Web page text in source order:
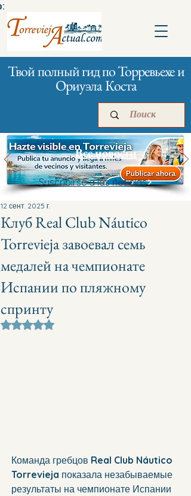
Твой полный гид по Торревьехе и
Ориуэла Коста
Главная Реклама
Все новости
Suscribirse a las noticias
Клуб Real Club Náutico
Torrevieja завоевал семь
медалей на чемпионате
Испании по пляжному
спринту
12 сент. 2025 г.
Оценка: не число из 5 звезд.
Команда гребцов Real Club Náutico
Torrevieja показала незабываемые
результаты на чемпионате Испании